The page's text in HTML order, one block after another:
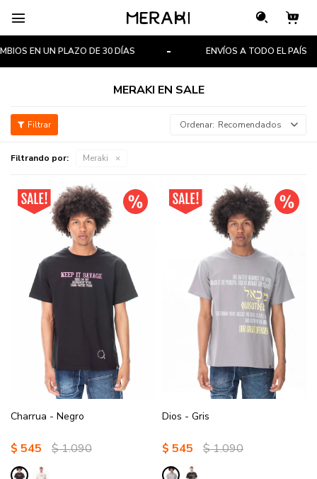

UN PLAZO DE 30 DÍAS ENVÍOS A TODO EL PAÍS
MERAKI EN SALE
Recomendados
Filtrando por: Meraki
Charrua - Negro
$ 545 $1.090
Dios - Gris
$ 545 $1.090